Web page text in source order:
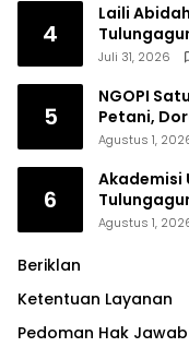
4
Laili
Juli 31, 2026
5
NGOPI
Petani,
Saing Kopi
Agustus 1,
6
Akademisi
hingga
Agustus 1,
Beriklan
Ketentuan Layanan
Pedoman Hak Jawab